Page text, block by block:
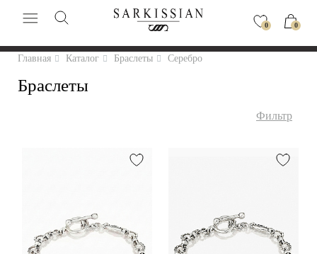
0 0
Главная Каталог Браслеты Серебро
Браслеты
Фильтр